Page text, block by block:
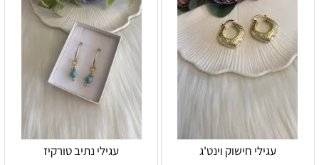
עגילי חישוק וינט'ג עגילי נתיב טורקיז